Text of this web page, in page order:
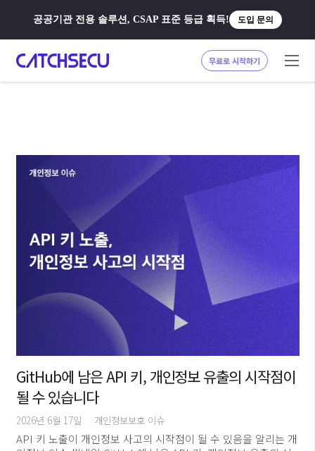
공공기관 전용 솔루션, CSAP 표준 등급 획득! 도입 문의
무료로 시작하기
GitHub에 남은 API 키, 개인정보 유출의 시작점이
될 수 있습니다
2026년 6월 17일 개인정보보호 이슈
API 키 노출이 개인정보 사고의 시작점이 될 수 있음을 알리는 개